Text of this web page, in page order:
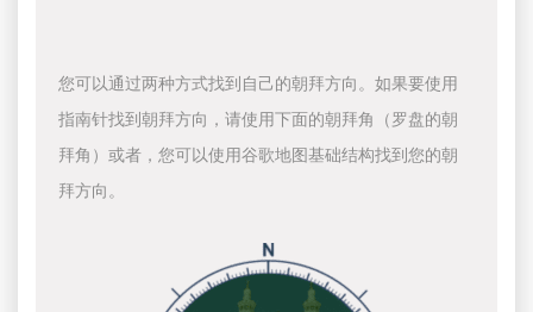
您可以通过两种方式找到自己的朝拜方向。如果要使用
指南针找到朝拜方向，请使用下面的朝拜角（罗盘的朝
拜角）或者，您可以使用谷歌地图基础结构找到您的朝
拜方向。